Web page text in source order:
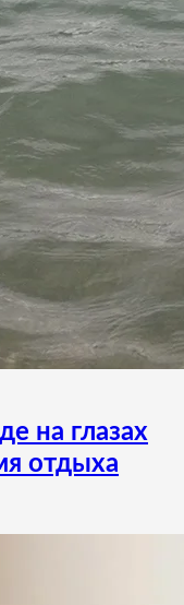
на глазах
отдыха